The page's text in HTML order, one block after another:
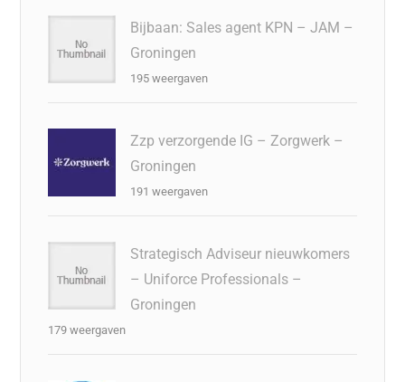
Bijbaan: Sales agent KPN – JAM –
Groningen
195 weergaven
Zzp verzorgende IG – Zorgwerk –
Groningen
191 weergaven
Strategisch Adviseur nieuwkomers
– Uniforce Professionals –
Groningen
179 weergaven